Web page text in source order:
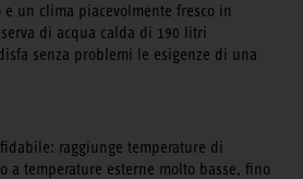
un clima piacevolmente fresco in
di acqua calda di 190 litri
senza problemi le esigenze di una
raggiunge temperature di
a temperature esterne molto basse, fino